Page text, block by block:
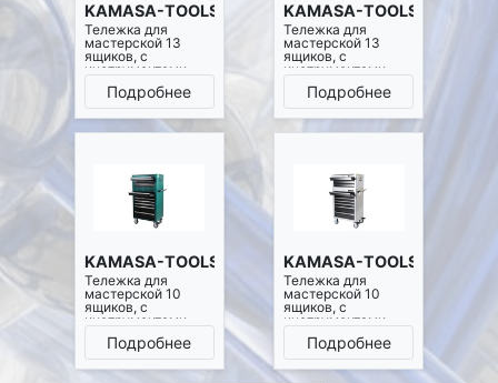
KAMASA-TOOLS K7628
Тележка для
мастерской 13
ящиков, с
инструментами
1/2", 3/8" и 1/4"
(зеленая)
Подробнее
KAMASA-TOOLS K7629
Тележка для
мастерской 13
ящиков, с
инструментами
1/2", 3/8" и 1/4"
(серая)
Подробнее
KAMASA-TOOLS K7632
Тележка для
мастерской 10
ящиков, с
инструментами
1/2", 3/8" и 1/4"
(зеленая)
Подробнее
KAMASA-TOOLS K7633
Тележка для
мастерской 10
ящиков, с
инструментами
1/2", 3/8" и 1/4"
(серая)
Подробнее